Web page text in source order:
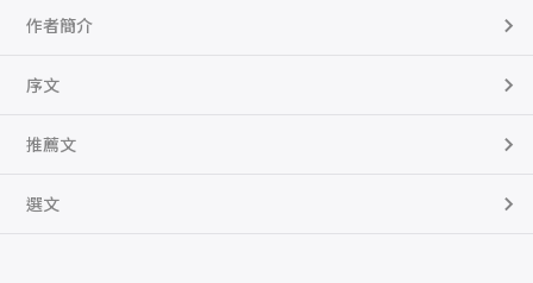
作者簡介
序文
推薦文
選文